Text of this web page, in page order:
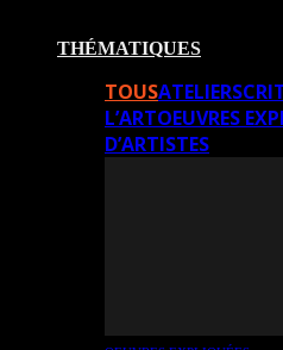
THÉMATIQUES
TOUSATELIERS
L’ARTOEUVRES
D’ARTISTES